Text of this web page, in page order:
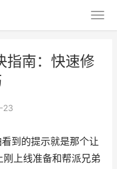
指南：快速修
23
到的提示就是那个让
上线准备和帮派兄弟